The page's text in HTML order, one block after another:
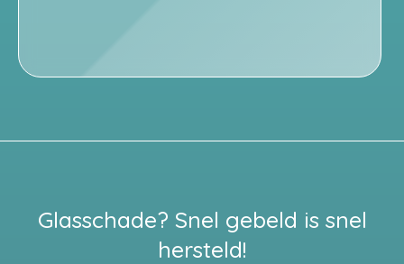
Glasschade? Snel gebeld is snel
hersteld!